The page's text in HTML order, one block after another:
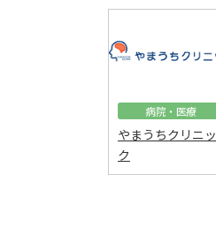
病院・医療
やまうちクリニッ
ク